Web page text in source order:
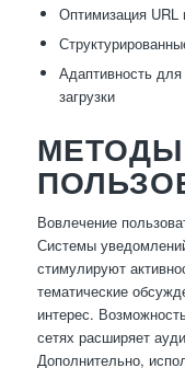
Оптимизация URL
Адаптивность
загрузки
Вовлечение
Системы
стимулируют
тематические
интерес.
сетях расширяет
Дополнительно,